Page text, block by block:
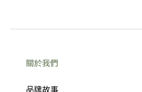
關於我們
品牌故事